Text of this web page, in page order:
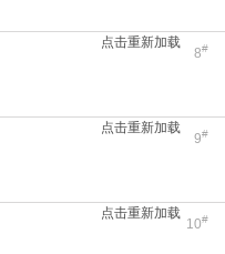
点击重新加载
8#
点击重新加载
9#
点击重新加载
10#